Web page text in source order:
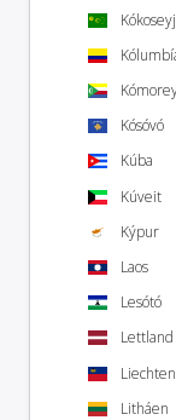
Kósóvó
Kúba
Kúveit
Kýpur
Laos
Lesótó
Lettland
Litháen